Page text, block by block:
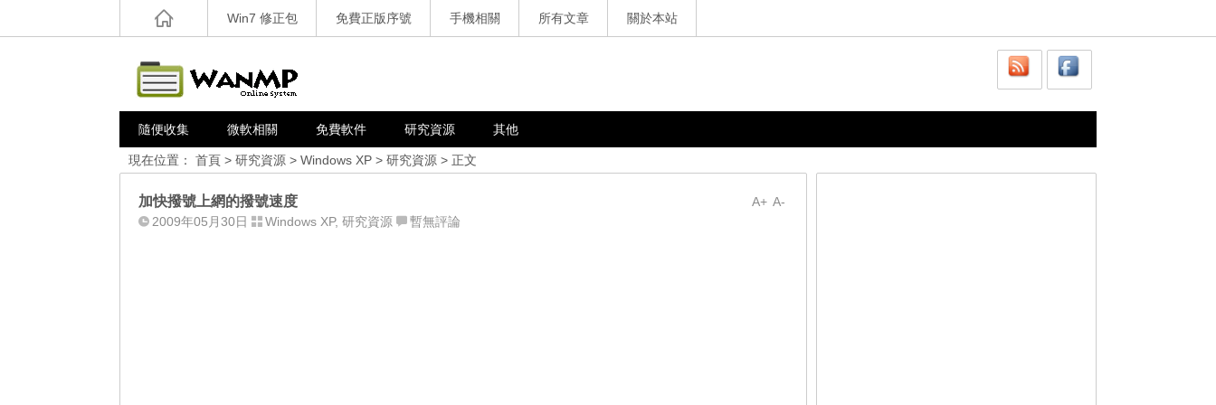
Win7 修正包 免費正版序號 手機相關 所有文章 關於本站
隨便收集 微軟相關 免費軟件 研究資源 其他
現在位置： 首頁 > 研究資源 > Windows XP > 研究資源 > 正文
A-
A+
加快撥號上網的撥號速度
2009年05月30日 Windows XP, 研究資源 暫無評論